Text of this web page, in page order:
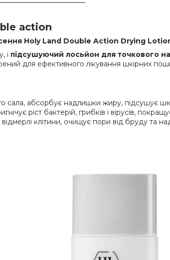
action
Holy Land Double Action Drying
і підсушуючий лосьйон для точкового
для ефективного лікування шкірних
сала, абсорбує надлишки жиру, підсушує
ріст бактерій, грибків і вірусів,
клітини, очищує пори від бруду та